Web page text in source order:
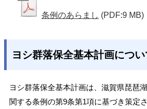
条例のあらまし (PDF:9 MB)
ヨシ群落保全基本計画につい
ヨシ群落保全基本計画は、滋賀県琵琶
関する条例の第9条第1項に基づき策定